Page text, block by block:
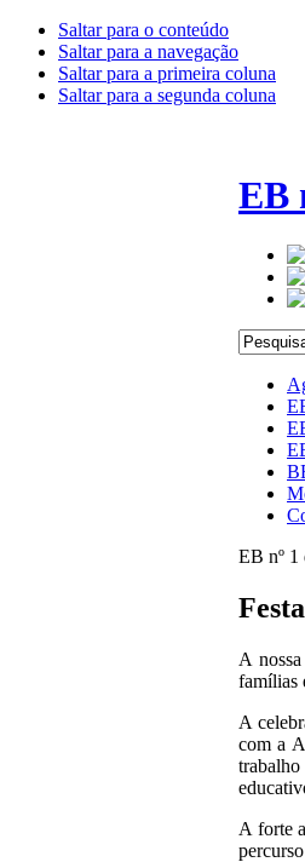
Saltar para o conteúdo
Saltar para a navegação
Saltar para a primeira coluna
Saltar para a segunda coluna
EB
EB nº
A
famílias
A
com a
A forte